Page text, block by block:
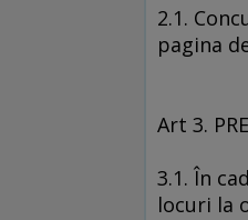
2.1.
pagina
Art 3.
3.1. În
locuri la